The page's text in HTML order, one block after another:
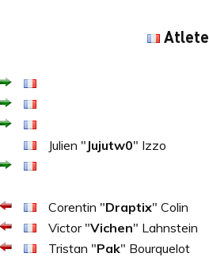
Julien " Jujutw0" Izzo
Corentin "Draptix" Colin
Victor "Vichen" Lahnstein
Tristan "Pak" Bourquelot